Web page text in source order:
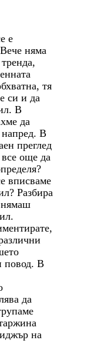
е
няма
тя
си и да
В
да
В
преглед
още да
вписваме
Разбира
нямаш
повод. В
да
на